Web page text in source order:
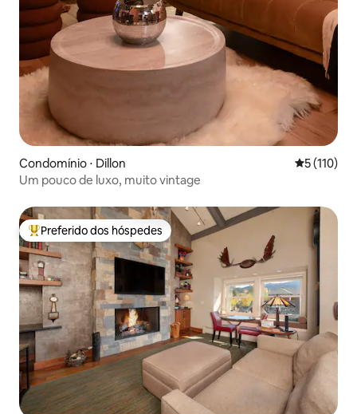
Condomínio ⋅ Dillon 5 de uma
5 (110)
Um pouco de luxo, muito vintage
Entre os melhores preferidos dos hóspedes
Preferido dos hóspedes